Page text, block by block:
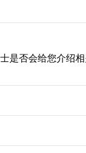
是否会给您介绍